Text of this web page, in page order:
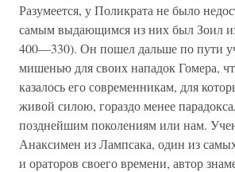
Разу­меется, у Поликрата не было
самым выдающимся из них был Зоил
400—330). Он пошел дальше по пути
мишенью для своих нападок Гомера,
казалось его современ­никам, для
живой силою, гораздо менее
позднейшим поколениям или нам.
Анаксимен из Лампсака, один из
и ораторов своего времени, автор